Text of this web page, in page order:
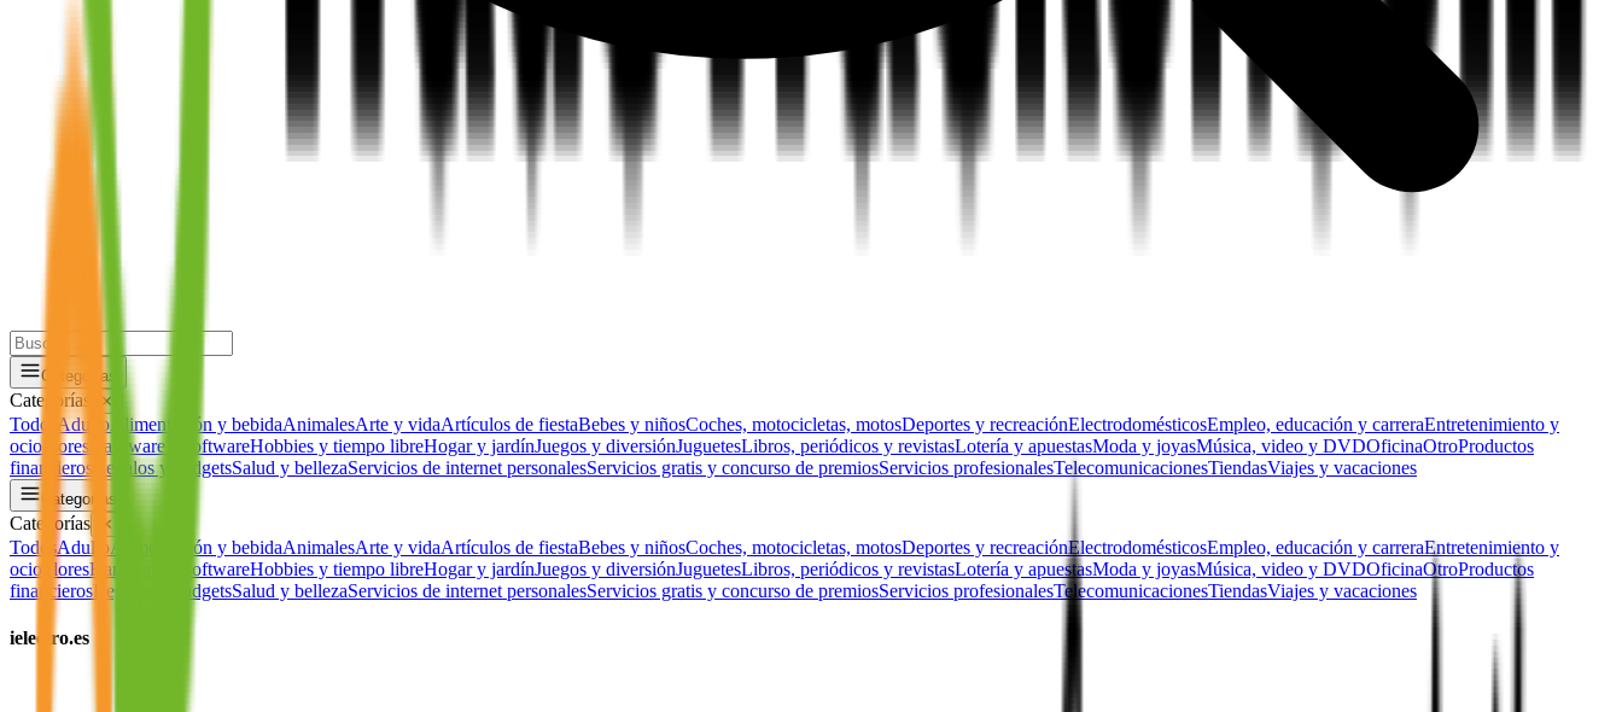
Categorías
Categorías ✕
Todos Adulto Alimentación y bebidaAnimalesArte y vidaArtículos de fiestaBebes y niñosCoches, motocicletas, motosDeportes y recreaciónElectrodomésticosEmpleo, educación y carreraEntretenimiento y
ocio Flores Hardware y softwareHobbies y tiempo libreHogar y jardínJuegos y diversiónJuguetesLibros, periódicos y revistasLotería y apuestasModa y joyasMúsica, video y DVDOficinaOtroProductos
financieros
Regalos y gadgetsSalud y bellezaServicios de internet personalesServicios gratis y concurso de premiosServicios profesionalesTelecomunicacionesTiendasViajes y vacaciones
Categorías
Categorías ✕
TodosAdultoAlimentación y bebidaAnimalesArte y vidaArtículos de fiestaBebes y niñosCoches, motocicletas, motosDeportes y recreaciónElectrodomésticosEmpleo, educación y carreraEntretenimiento y
ocio FloresHardware y softwareHobbies y tiempo libreHogar y jardínJuegos y diversiónJuguetesLibros, periódicos y revistasLotería y apuestasModa y joyasMúsica, video y DVDOficinaOtroProductos
financieros Regalos y gadgetsSalud y bellezaServicios de internet personalesServicios gratis y concurso de premiosServicios profesionalesTelecomunicacionesTiendasViajes y vacaciones
ielectro.es